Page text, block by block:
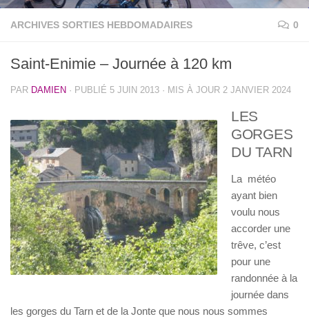
ARCHIVES SORTIES HEBDOMADAIRES 0
Saint-Enimie – Journée à 120 km
PAR DAMIEN · PUBLIÉ 5 JUIN 2013 · MIS À JOUR 2 JANVIER 2024
LES
GORGES
DU TARN
La météo
ayant bien
voulu nous
accorder une
trêve, c’est
pour une
randonnée à la
journée dans
les gorges du Tarn et de la Jonte que nous nous sommes